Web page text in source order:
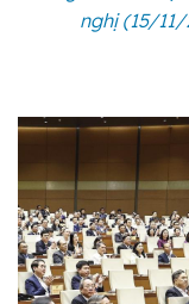
nghị (15/11/